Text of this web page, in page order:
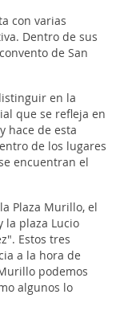
con varias
Dentro de sus
de San
en la
que se refleja en
hace de esta
de los lugares
encuentran el
Plaza Murillo, el
la plaza Lucio
Estos tres
a la hora de
podemos
algunos lo